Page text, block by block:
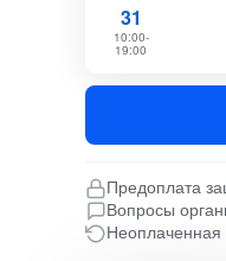
31
10:00-
19:00
Предоплата
Вопросы
Неоплаченная